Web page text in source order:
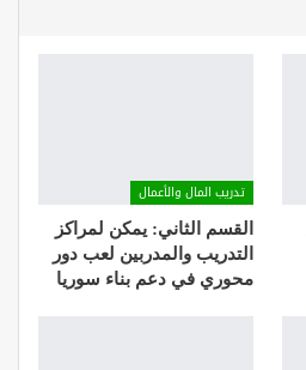
تدريب المال والأعمال
القسم الثاني: يمكن لمراكز
التدريب والمدربين لعب دور
محوري في دعم بناء سوريا